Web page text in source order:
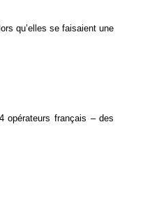
qu’elles se faisaient une
opérateurs français – des